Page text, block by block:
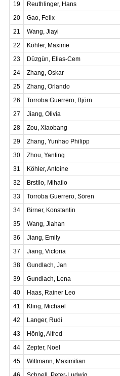
19
Reuthlinger, Hans
20
Gao, Felix
21
Wang, Jiayi
22
Köhler, Maxime
23
Düzgün, Elias-Cem
24
Zhang, Oskar
25
Zhang, Orlando
26
Torroba Guerrero, Björn
27
Jiang, Olivia
28
Zou, Xiaobang
29
Zhang, Yunhao Philipp
30
Zhou, Yanting
31
Köhler, Antoine
32
Brstilo, Mihailo
33
Torroba Guerrero, Sören
34
Birner, Konstantin
35
Wang, Jiahan
36
Jiang, Emily
37
Jiang, Victoria
38
Gundlach, Jan
39
Gundlach, Lena
40
Haas, Rainer Leo
41
Kling, Michael
42
Langer, Rudi
43
Hönig, Alfred
44
Zepter, Noel
45
Wittmann, Maximilian